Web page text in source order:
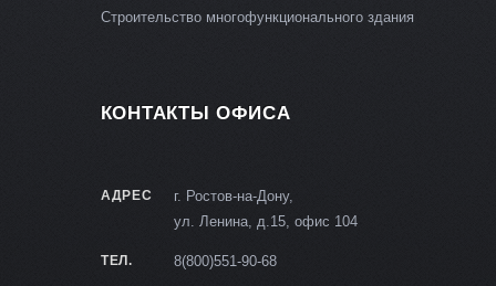
Строительство многофункционального здания
КОНТАКТЫ ОФИСА
АДРЕС
г. Ростов-на-Дону,
ул. Ленина, д.15, офис 104
ТЕЛ. 8(800)551-90-68